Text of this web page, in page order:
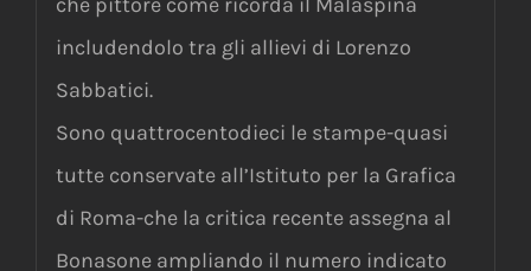
includendolo tra gli allievi di Lorenzo
Sabbatici.
Sono quattrocentodieci le stampe-quasi
tutte conservate all’Istituto per la Grafica
di Roma-che la critica recente assegna al
Bonasone ampliando il numero indicato